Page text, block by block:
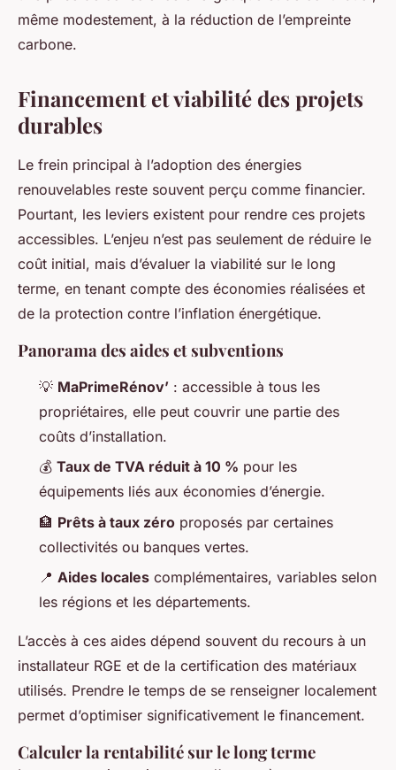
même modestement, à la réduction de l’empreinte
carbone.
Financement et viabilité des projets
durables
Le frein principal à l’adoption des énergies
renouvelables reste souvent perçu comme financier.
Pourtant, les leviers existent pour rendre ces projets
accessibles. L’enjeu n’est pas seulement de réduire le
coût initial, mais d’évaluer la viabilité sur le long
terme, en tenant compte des économies réalisées et
de la protection contre l’inflation énergétique.
Panorama des aides et subventions
💡 MaPrimeRénov’ : accessible à tous les
propriétaires, elle peut couvrir une partie des
coûts d’installation.
💰 Taux de TVA réduit à 10 % pour les
équipements liés aux économies d’énergie.
🏦 Prêts à taux zéro proposés par certaines
collectivités ou banques vertes.
📍 Aides locales complémentaires, variables selon
les régions et les départements.
L’accès à ces aides dépend souvent du recours à un
installateur RGE et de la certification des matériaux
utilisés. Prendre le temps de se renseigner localement
permet d’optimiser significativement le financement.
Calculer la rentabilité sur le long terme